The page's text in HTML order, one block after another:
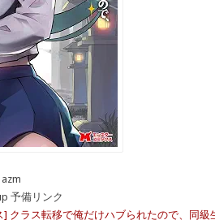
予備リンク
クラス転移で俺だけハブられたので、同級